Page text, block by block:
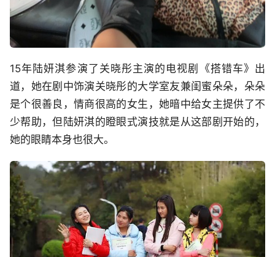
15年陆妍淇参演了关晓彤主演的电视剧《搭错车》出
道，她在剧中饰演关晓彤的大学室友兼闺蜜朵朵，朵朵
是个很善良，情商很高的女生，她暗中给女主提供了不
少帮助，但陆妍淇的瞪眼式演技就是从这部剧开始的，
她的眼睛本身也很大。